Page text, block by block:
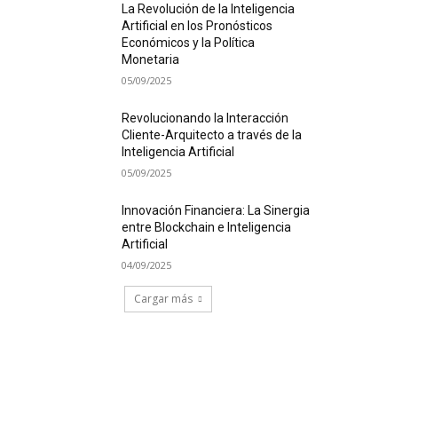
La Revolución de la Inteligencia
Artificial en los Pronósticos
Económicos y la Política
Monetaria
05/09/2025
Revolucionando la Interacción
Cliente-Arquitecto a través de la
Inteligencia Artificial
05/09/2025
Innovación Financiera: La Sinergia
entre Blockchain e Inteligencia
Artificial
04/09/2025
Cargar más